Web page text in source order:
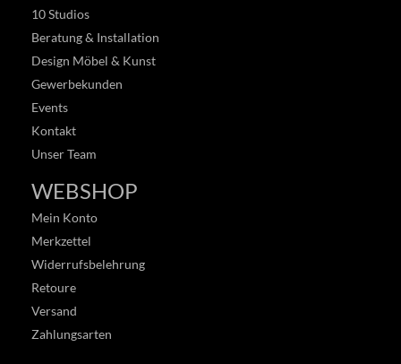
10 Studios
Beratung & Installation
Design Möbel & Kunst
Gewerbekunden
Events
Kontakt
Unser Team
WEBSHOP
Mein Konto
Merkzettel
Widerrufsbelehrung
Retoure
Versand
Zahlungsarten